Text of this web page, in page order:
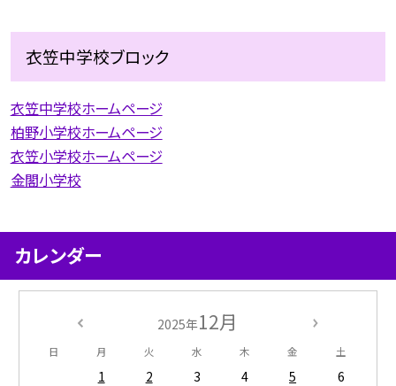
衣笠中学校ブロック
衣笠中学校ホームページ
柏野小学校ホームページ
衣笠小学校ホームページ
金閣小学校
カレンダー
2025年12月
日 月 火 水 木 金 土
1 2 3 4 5
6